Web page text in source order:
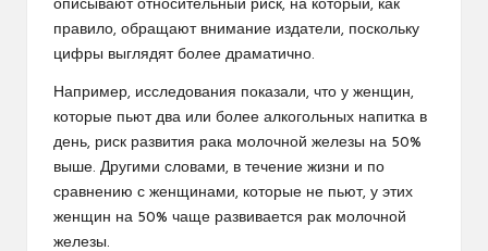
описывают относительный риск, на который, как
правило, обращают внимание издатели, поскольку
цифры выглядят более драматично.
Например, исследования показали, что у женщин,
которые пьют два или более алкогольных напитка в
день, риск развития рака молочной железы на 50%
выше. Другими словами, в течение жизни и по
сравнению с женщинами, которые не пьют, у этих
женщин на 50% чаще развивается рак молочной
железы.